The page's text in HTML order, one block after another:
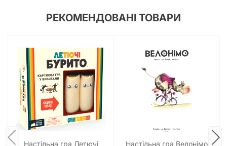
РЕКОМЕНДОВАНІ ТОВАРИ
Настільна гра Летючі
Настільна гра Велонімо